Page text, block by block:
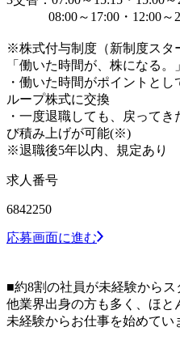
08:00～17:00・12:00～
※株式付与制度（新制度スタ
「働いた時間が、株になる。」
・働いた時間がポイントと
ループ株式に交換
・一度退職しても、戻って
び積み上げが可能(※)
※退職後5年以内、規定あり
求人番号
6842250
応募画面に進む
■約8割の社員が未経験からス
他業界出身の方も多く、ほと
未経験からお仕事を始めてい